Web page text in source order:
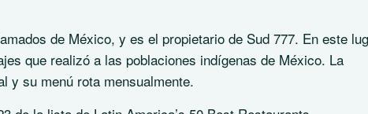
de México, y es el propietario de Sud 777. En este
que realizó a las poblaciones indígenas de México. La
y su menú rota mensualmente.